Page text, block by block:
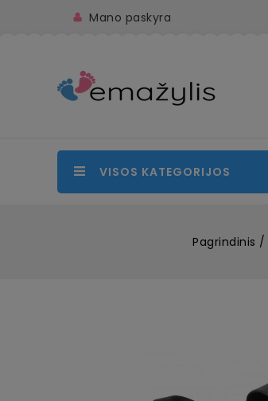
Mano paskyra
VISOS KATEGORIJOS
Pagrindinis